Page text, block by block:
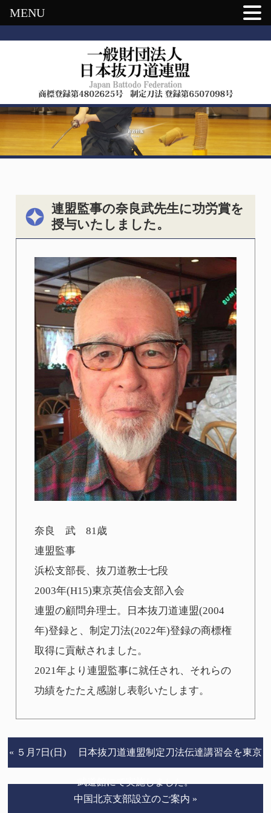
連盟監事の奈良武先生に功労賞を
授与いたしました。
奈良 武 81歳
連盟監事
浜松支部長、抜刀道教士七段
2003年(H15)東京英信会支部入会
連盟の顧問弁理士。日本抜刀道連盟(2004
年)登録と、制定刀法(2022年)登録の商標権
取得に貢献されました。
2021年より連盟監事に就任され、それらの
功績をたたえ感謝し表彰いたします。
« ５月7日(日) 日本抜刀道連盟制定刀法伝達講習会を東京
武道館にて実施しました。
中国北京支部設立のご案内 »
MENU